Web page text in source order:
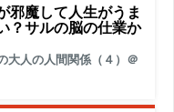
邪魔して人生がうま
？サルの脳の仕業か
大人の人間関係（４）＠